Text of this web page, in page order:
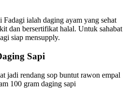
ialah daging ayam yang sehat
dan bersertifikat halal. Untuk sahabat
siap mensupply.
Sapi
jadi rendang sop buntut rawon empal
100 gram daging sapi